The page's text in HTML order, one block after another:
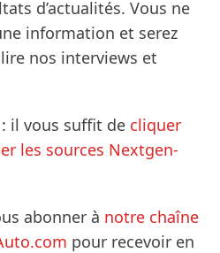
d’actualités. Vous ne
information et serez
nos interviews et
: il vous suffit de cliquer
les sources Nextgen-
abonner à notre chaîne
pour recevoir en